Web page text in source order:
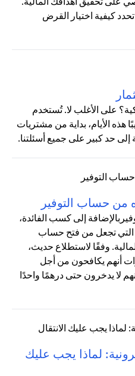
كيفية اختيار القرض
على الأغلب لا. تُستخدم
هذه الأيام، بداية من مشتريات
إلى حد كبير على جميع أسئلتنا.
من حساب التوفير
إلى كسب الفائدة،
التي تجعل من فتح حساب
وفقًا لاستطلاع حديث،
أنهم يكافحون من أجل
لا يدخرون حتى درهمًا واحدًا
لماذا يجب عليك